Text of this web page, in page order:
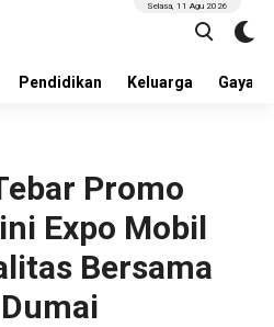
Pendidikan Keluarga Gaya
Selasa, 11 Agu 2026
Promo
Expo Mobil
Bersama